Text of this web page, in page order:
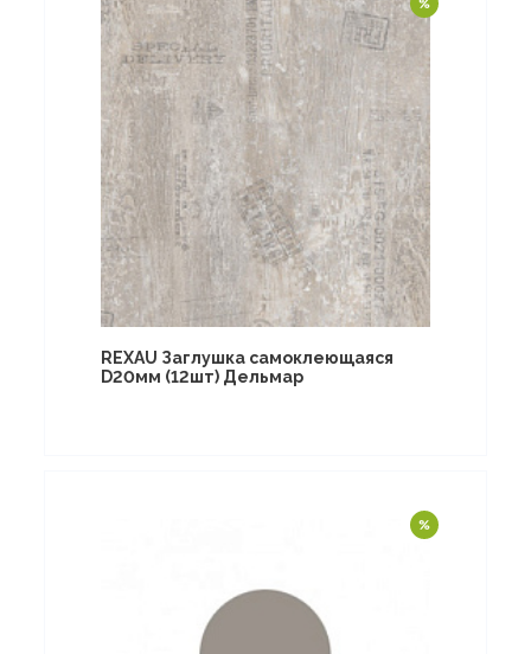
REXAU Заглушка самоклеющаяся
D20мм (12шт) Дельмар